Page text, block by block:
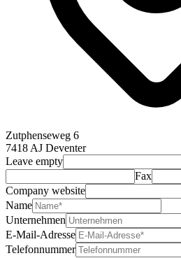
Zutphenseweg 6
7418 AJ Deventer
Leave empty
Fax
Company website
Name
Unternehmen
E-Mail-Adresse
Telefonnummer